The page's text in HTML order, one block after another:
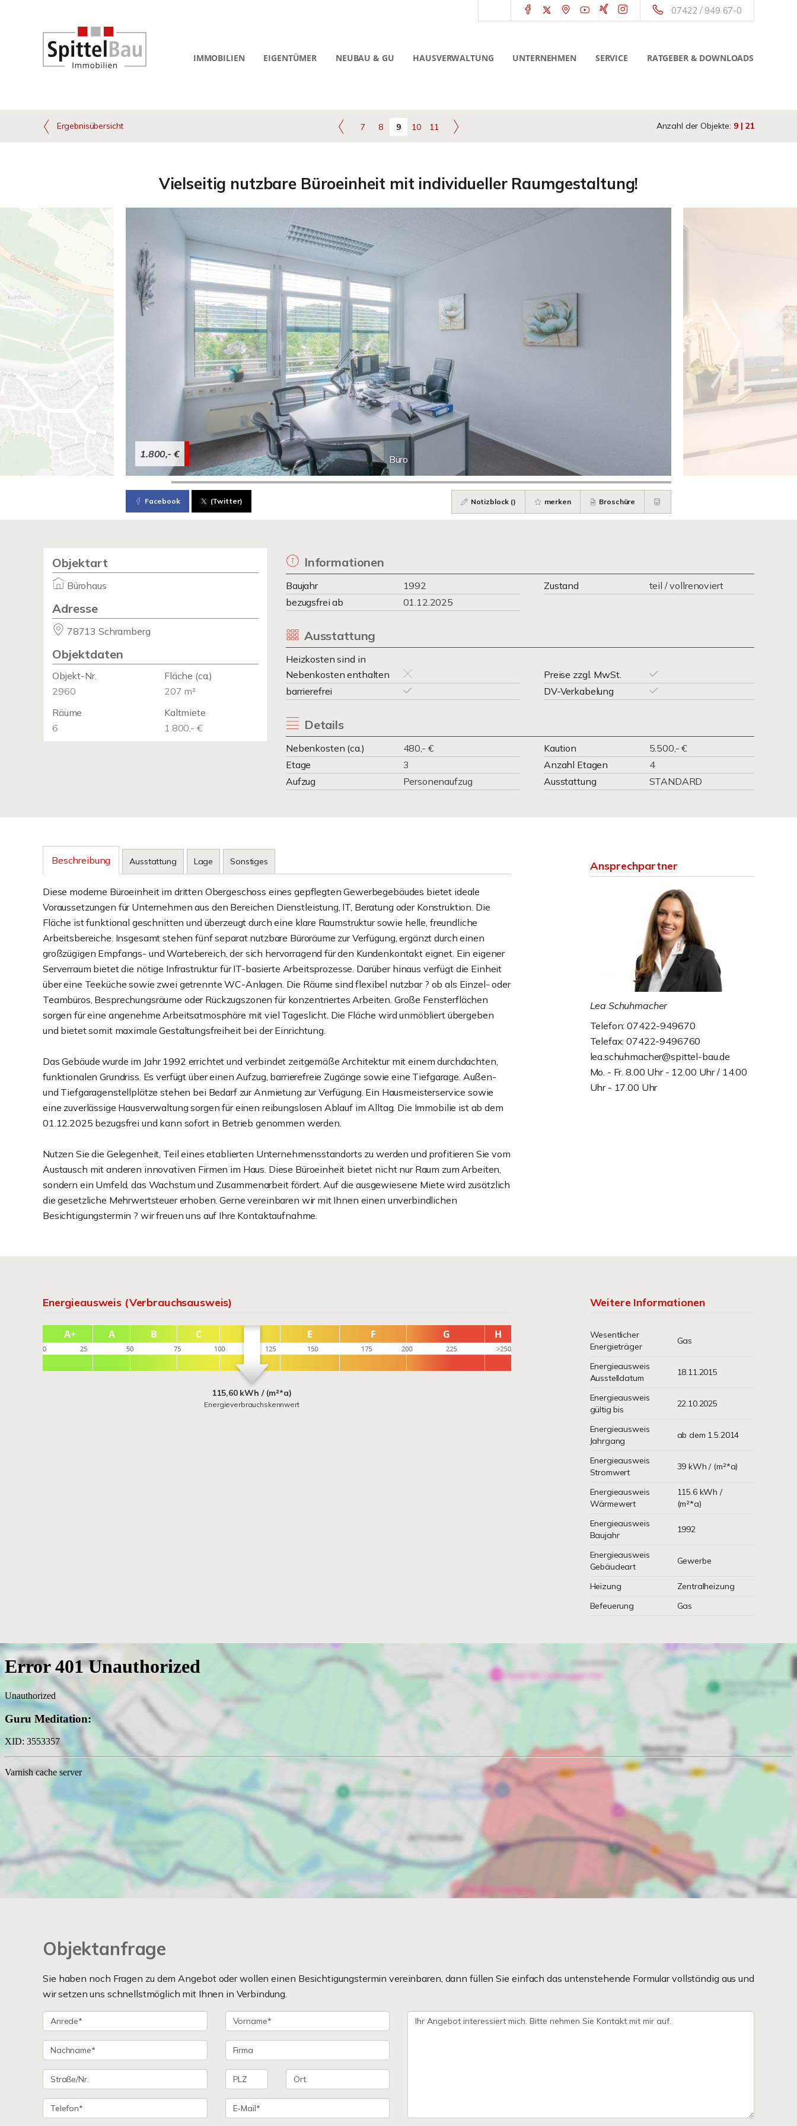
07422 / 949 67-0
IMMOBILIEN EIGENTÜMER NEUBAU & GU HAUSVERWALTUNG UNTERNEHMEN SERVICE RATGEBER & DOWNLOADS
Ergebnisübersicht 7 8 9 10 11 Anzahl der Objekte: 9 | 21
Vielseitig nutzbare Büroeinheit mit individueller Raumgestaltung!
Büro
1.800,- €
Facebook (Twitter) Notizblock () merken Broschüre
Objektart
Bürohaus
Adresse
78713 Schramberg
Objektdaten
Objekt-Nr.
2960
Fläche (ca.)
207 m²
Räume
6
Kaltmiete
1.800,- €
Informationen
Baujahr 1992 Zustand
teil / vollrenoviert
bezugsfrei ab
01.12.2025
Ausstattung
Heizkosten sind in
Nebenkosten enthalten
Preise zzgl. MwSt.
barrierefrei
DV-Verkabelung
Details
Nebenkosten (ca.) 480,- € Kaution
5.500,- €
Etage
3 Anzahl Etagen
4
Aufzug
Personenaufzug Ausstattung STANDARD
Beschreibung Ausstattung Lage Sonstiges
Diese moderne Büroeinheit im dritten Obergeschoss eines gepflegten Gewerbegebäudes bietet ideale
Voraussetzungen für Unternehmen aus den Bereichen Dienstleistung, IT, Beratung oder Konstruktion. Die
Fläche ist funktional geschnitten und überzeugt durch eine klare Raumstruktur sowie helle, freundliche
Arbeitsbereiche. Insgesamt stehen fünf separat nutzbare Büroräume zur Verfügung, ergänzt durch einen
großzügigen Empfangs- und Wartebereich, der sich hervorragend für den Kundenkontakt eignet. Ein eigener
Serverraum bietet die nötige Infrastruktur für IT-basierte Arbeitsprozesse. Darüber hinaus verfügt die Einheit
über eine Teeküche sowie zwei getrennte WC-Anlagen. Die Räume sind flexibel nutzbar ? ob als Einzel- oder
Teambüros, Besprechungsräume oder Rückzugszonen für konzentriertes Arbeiten. Große Fensterflächen
sorgen für eine angenehme Arbeitsatmosphäre mit viel Tageslicht. Die Fläche wird unmöbliert übergeben
und bietet somit maximale Gestaltungsfreiheit bei der Einrichtung.
Das Gebäude wurde im Jahr 1992 errichtet und verbindet zeitgemäße Architektur mit einem durchdachten,
funktionalen Grundriss. Es verfügt über einen Aufzug, barrierefreie Zugänge sowie eine Tiefgarage. Außen-
und Tiefgaragenstellplätze stehen bei Bedarf zur Anmietung zur Verfügung. Ein Hausmeisterservice sowie
eine zuverlässige Hausverwaltung sorgen für einen reibungslosen Ablauf im Alltag. Die Immobilie ist ab dem
01.12.2025 bezugsfrei und kann sofort in Betrieb genommen werden.
Nutzen Sie die Gelegenheit, Teil eines etablierten Unternehmensstandorts zu werden und profitieren Sie vom
Austausch mit anderen innovativen Firmen im Haus. Diese Büroeinheit bietet nicht nur Raum zum Arbeiten,
sondern ein Umfeld, das Wachstum und Zusammenarbeit fördert. Auf die ausgewiesene Miete wird zusätzlich
die gesetzliche Mehrwertsteuer erhoben. Gerne vereinbaren wir mit Ihnen einen unverbindlichen
Besichtigungstermin ? wir freuen uns auf Ihre Kontaktaufnahme.
Ansprechpartner
Lea Schuhmacher
Telefon: 07422-949670
Telefax: 07422-9496760
lea.schuhmacher@spittel-bau.de
Mo. - Fr. 8.00 Uhr - 12.00 Uhr / 14.00
Uhr - 17.00 Uhr
Energieausweis (Verbrauchsausweis)
115,60 kWh / (m²*a)
Energieverbrauchskennwert
Weitere Informationen
Wesentlicher
Energieträger
Gas
Energieausweis
Ausstelldatum
18.11.2015
Energieausweis
gültig bis
22.10.2025
Energieausweis
Jahrgang
ab dem 1.5.2014
Energieausweis
Stromwert
39 kWh / (m²*a)
Energieausweis
Wärmewert
115.6 kWh /
(m²*a)
Energieausweis
Baujahr
1992
Energieausweis
Gebäudeart
Gewerbe
Heizung
Zentralheizung
Befeuerung
Gas
Objektanfrage
Sie haben noch Fragen zu dem Angebot oder wollen einen Besichtigungstermin vereinbaren, dann füllen Sie einfach das untenstehende Formular vollständig aus und
wir setzen uns schnellstmöglich mit Ihnen in Verbindung.